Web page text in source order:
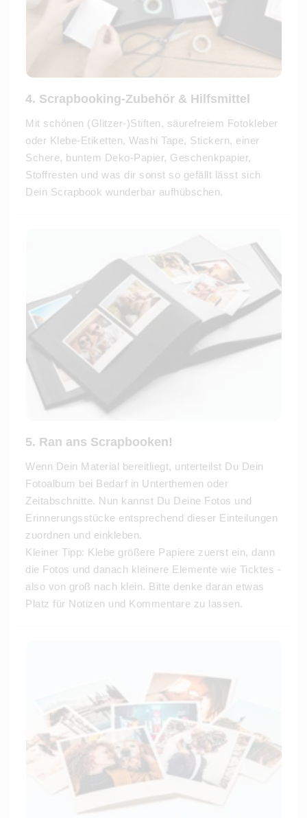
4. Scrapbooking-Zubehör & Hilfsmittel
Mit schönen (Glitzer-)Stiften, säurefreiem Fotokleber
oder Klebe-Etiketten, Washi Tape, Stickern, einer
Schere, buntem Deko-Papier, Geschenkpapier,
Stoffresten und was dir sonst so gefällt lässt sich
Dein Scrapbook wunderbar aufhübschen.
5. Ran ans Scrapbooken!
Wenn Dein Material bereitliegt, unterteilst Du Dein
Fotoalbum bei Bedarf in Unterthemen oder
Zeitabschnitte. Nun kannst Du Deine Fotos und
Erinnerungsstücke entsprechend dieser Einteilungen
zuordnen und einkleben.
Kleiner Tipp: Klebe größere Papiere zuerst ein, dann
die Fotos und danach kleinere Elemente wie Ticktes -
also von groß nach klein. Bitte denke daran etwas
Platz für Notizen und Kommentare zu lassen.